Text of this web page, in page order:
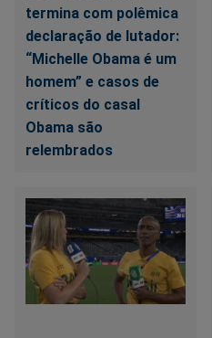
termina com polêmica
declaração de lutador:
“Michelle Obama é um
homem” e casos de
críticos do casal
Obama são
relembrados